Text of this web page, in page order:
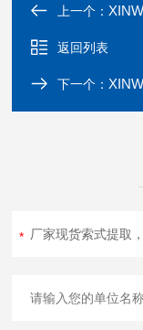
上一个：
返回列表
下一个：